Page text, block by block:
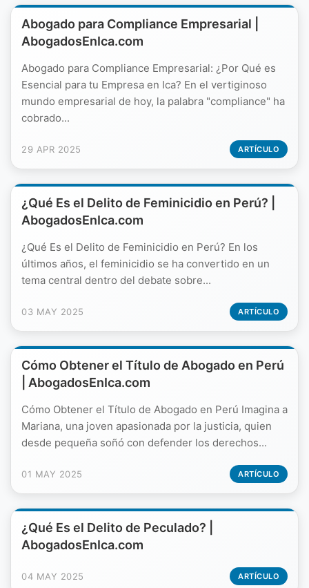
Abogado para Compliance Empresarial |
AbogadosEnIca.com
Abogado para Compliance Empresarial: ¿Por Qué es
Esencial para tu Empresa en Ica? En el vertiginoso
mundo empresarial de hoy, la palabra "compliance" ha
cobrado...
29 APR 2025 ARTÍCULO
¿Qué Es el Delito de Feminicidio en Perú? |
AbogadosEnIca.com
¿Qué Es el Delito de Feminicidio en Perú? En los
últimos años, el feminicidio se ha convertido en un
tema central dentro del debate sobre...
03 MAY 2025 ARTÍCULO
Cómo Obtener el Título de Abogado en Perú
| AbogadosEnIca.com
Cómo Obtener el Título de Abogado en Perú Imagina a
Mariana, una joven apasionada por la justicia, quien
desde pequeña soñó con defender los derechos...
01 MAY 2025 ARTÍCULO
¿Qué Es el Delito de Peculado? |
AbogadosEnIca.com
04 MAY 2025 ARTÍCULO